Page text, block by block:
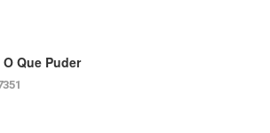
Que Puder